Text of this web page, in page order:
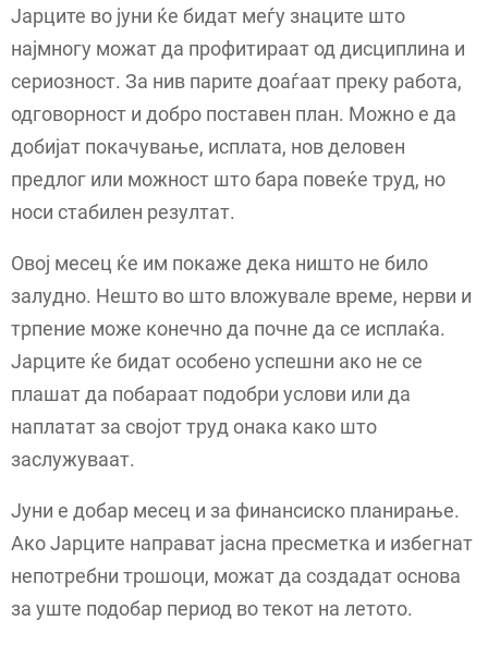
Јарците во јуни ќе бидат меѓу знаците што
најмногу можат да профитираат од дисциплина и
сериозност. За нив парите доаѓаат преку работа,
одговорност и добро поставен план. Можно е да
добијат покачување, исплата, нов деловен
предлог или можност што бара повеќе труд, но
носи стабилен резултат.
Овој месец ќе им покаже дека ништо не било
залудно. Нешто во што вложувале време, нерви и
трпение може конечно да почне да се исплаќа.
Јарците ќе бидат особено успешни ако не се
плашат да побараат подобри услови или да
наплатат за својот труд онака како што
заслужуваат.
Јуни е добар месец и за финансиско планирање.
Ако Јарците направат јасна пресметка и избегнат
непотребни трошоци, можат да создадат основа
за уште подобар период во текот на летото.